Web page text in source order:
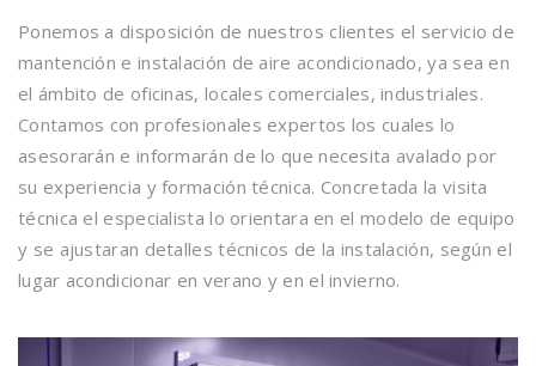
Ponemos a disposición de nuestros clientes el servicio de
mantención e instalación de aire acondicionado, ya sea en
el ámbito de oficinas, locales comerciales, industriales.
Contamos con profesionales expertos los cuales lo
asesorarán e informarán de lo que necesita avalado por
su experiencia y formación técnica. Concretada la visita
técnica el especialista lo orientara en el modelo de equipo
y se ajustaran detalles técnicos de la instalación, según el
lugar acondicionar en verano y en el invierno.